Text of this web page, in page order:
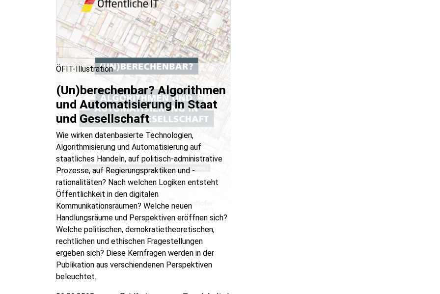
ÖFIT-Illustration
(Un)berechenbar? Algorithmen
und Automatisierung in Staat
und Gesellschaft
Wie wirken datenbasierte Technologien,
Algorithmisierung und Automatisierung auf
staatliches Handeln, auf politisch-administrative
Prozesse, auf Regierungspraktiken und -
rationalitäten? Nach welchen Logiken entsteht
Öffentlichkeit in den digitalen
Kommunikationsräumen? Welche neuen
Handlungsräume und Perspektiven eröffnen sich?
Welche politischen, demokratietheoretischen,
rechtlichen und ethischen Fragestellungen
ergeben sich? Diese Kernfragen werden in der
Publikation aus verschiendenen Perspektiven
beleuchtet.